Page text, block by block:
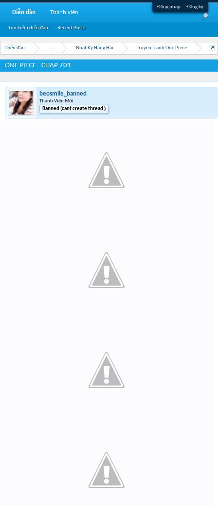
Đăng nhập Đăng ký
Diễn đàn ... Nhật Ký Hàng Hải Truyện tranh One Piece
ONE PIECE - CHAP 701
beosmile_banned
Thành Viên Mới
Banned (cant create thread )
Diễn đàn
Tìm kiếm diễn đàn Recent Posts
Thành viên